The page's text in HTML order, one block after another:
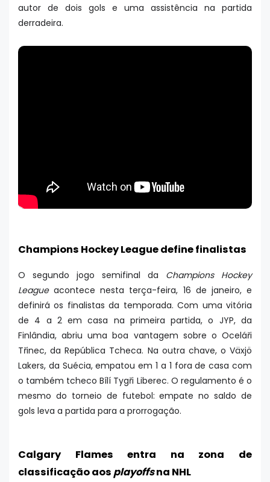
autor de dois gols e uma assistência na partida
derradeira.
Champions Hockey League define finalistas
O segundo jogo semifinal da Champions Hockey
Leagueacontece nesta terça-feira, 16 de janeiro, e
definirá os finalistas da temporada. Com uma vitória
de 4 a 2 em casa na primeira partida, o JYP, da
Finlândia, abriu uma boa vantagem sobre o Oceláři
Třinec, da República Tcheca. Na outra chave, o Växjö
Lakers, da Suécia, empatou em 1 a 1 fora de casa com
o também tcheco Bílí Tygři Liberec. O regulamento é o
mesmo do torneio de futebol: empate no saldo de
gols leva a partida para a prorrogação.
Calgary Flames entra na zona de
classificação aosplayoffsna NHL